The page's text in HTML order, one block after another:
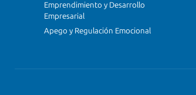
Emprendimiento y Desarrollo
Empresarial
Apego y Regulación Emocional